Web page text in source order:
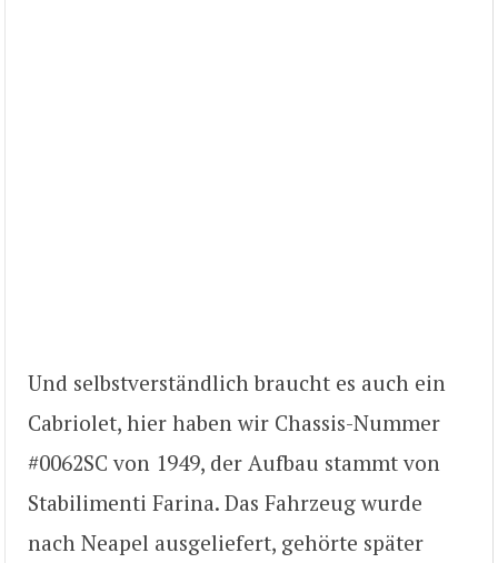
Und selbstverständlich braucht es auch ein
Cabriolet, hier haben wir Chassis-Nummer
#0062SC von 1949, der Aufbau stammt von
Stabilimenti Farina. Das Fahrzeug wurde
nach Neapel ausgeliefert, gehörte später